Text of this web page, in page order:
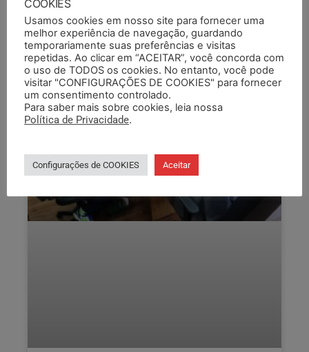
18/12/2024
COOKIES
Usamos cookies em nosso site para fornecer uma
melhor experiência de navegação, guardando
temporariamente suas preferências e visitas
repetidas. Ao clicar em “ACEITAR”, você concorda com
o uso de TODOS os cookies. No entanto, você pode
visitar "CONFIGURAÇÕES DE COOKIES" para fornecer
um consentimento controlado.
Para saber mais sobre cookies, leia nossa
Política de Privacidade.
Configurações de COOKIES Aceitar